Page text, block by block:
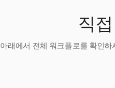
직
아래에서 전체 워크플로를 확인